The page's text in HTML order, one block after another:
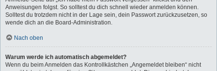
Anweisungen folgst. So solltest du dich schnell wieder anmelden können.
Solltest du trotzdem nicht in der Lage sein, dein Passwort zurückzusetzen, so
wende dich an die Board-Administration.
Nach oben
Warum werde ich automatisch abgemeldet?
Wenn du beim Anmelden das Kontrollkästchen „Angemeldet bleiben“ nicht